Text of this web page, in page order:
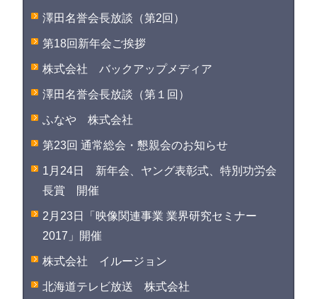
澤田名誉会長放談（第2回）
第18回新年会ご挨拶
株式会社 バックアップメディア
澤田名誉会長放談（第１回）
ふなや 株式会社
第23回 通常総会・懇親会のお知らせ
1月24日 新年会、ヤング表彰式、特別功労会
長賞 開催
2月23日「映像関連事業 業界研究セミナー
2017」開催
株式会社 イルージョン
北海道テレビ放送 株式会社